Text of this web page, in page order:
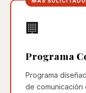
🏢
Programa
Programa
de comunicación